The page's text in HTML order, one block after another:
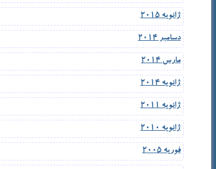
ژانویه 2015
دسامبر 2014
مارس 2014
ژانویه 2014
ژانویه 2011
ژانویه 2010
فوریه 2005